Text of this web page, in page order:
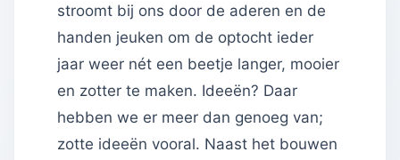
stroomt bij ons door de aderen en de
handen jeuken om de optocht ieder
jaar weer nét een beetje langer, mooier
en zotter te maken. Ideeën? Daar
hebben we er meer dan genoeg van;
zotte ideeën vooral. Naast het bouwen